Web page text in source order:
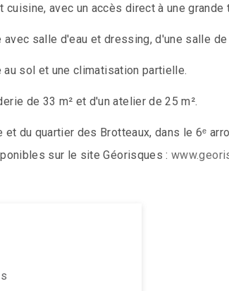
avec un accès direct à une
salle d'eau et dressing, d'une salle
sol et une climatisation partielle.
de 33 m² et d'un atelier de 25 m².
du quartier des Brotteaux, dans le 6ᵉ
sur le site Géorisques :